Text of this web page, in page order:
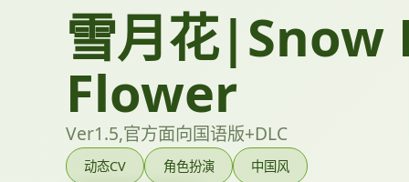
雪月花|Snow
Flower
Ver1.5,官方面向国语版+DLC
动态CV 角色扮演 中国风